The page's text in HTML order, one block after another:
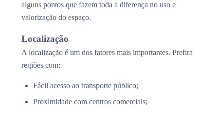
alguns pontos que fazem toda a diferença no uso e
valorização do espaço.
Localização
A localização é um dos fatores mais importantes. Prefira
regiões com:
Fácil acesso ao transporte público;
Proximidade com centros comerciais;